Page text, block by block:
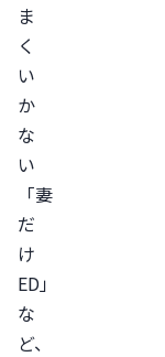
ま
く
い
か
な
い
「妻
だ
け
ED」
な
ど、